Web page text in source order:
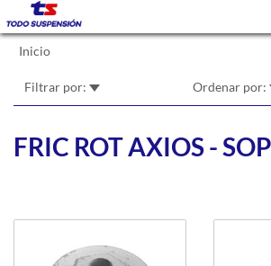
Inicio
Filtrar por: Ordenar por:
FRIC ROT AXIOS -